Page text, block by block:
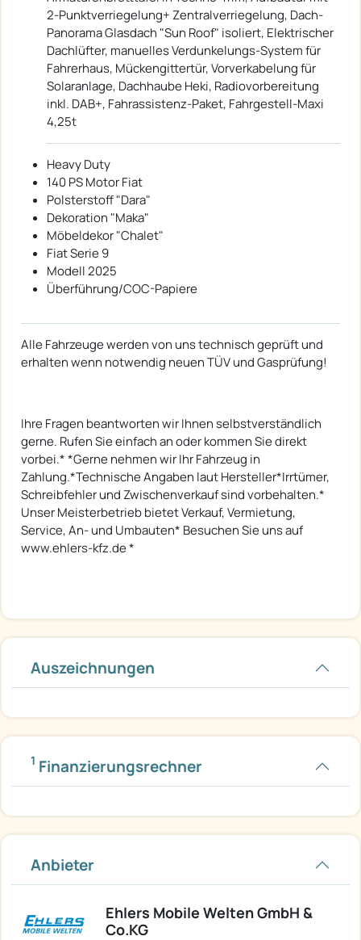
2-Punktverriegelung+ Zentralverriegelung, Dach-
Panorama Glasdach "Sun Roof" isoliert, Elektrischer
Dachlüfter, manuelles Verdunkelungs-System für
Fahrerhaus, Mückengittertür, Vorverkabelung für
Solaranlage, Dachhaube Heki, Radiovorbereitung
inkl. DAB+, Fahrassistenz-Paket, Fahrgestell-Maxi
4,25t
Heavy Duty
140 PS Motor Fiat
Polsterstoff "Dara"
Dekoration "Maka"
Möbeldekor "Chalet"
Fiat Serie 9
Modell 2025
Überführung/COC-Papiere
Alle Fahrzeuge werden von uns technisch geprüft und
erhalten wenn notwendig neuen TÜV und Gasprüfung!
Ihre Fragen beantworten wir Ihnen selbstverständlich
gerne. Rufen Sie einfach an oder kommen Sie direkt
vorbei.* *Gerne nehmen wir Ihr Fahrzeug in
Zahlung.*Technische Angaben laut Hersteller*Irrtümer,
Schreibfehler und Zwischenverkauf sind vorbehalten.*
Unser Meisterbetrieb bietet Verkauf, Vermietung,
Service, An- und Umbauten* Besuchen Sie uns auf
www.ehlers-kfz.de *
Auszeichnungen
1 Finanzierungsrechner
Anbieter
Ehlers Mobile Welten GmbH &
Co.KG